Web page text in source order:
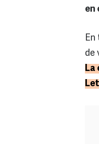
en
En
de
La